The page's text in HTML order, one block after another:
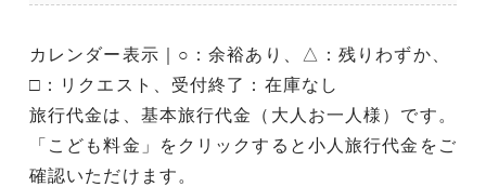
カレンダー表示｜○：余裕あり、△：残りわずか、
□：リクエスト、受付終了：在庫なし
旅行代金は、基本旅行代金（大人お一人様）です。
「こども料金」をクリックすると小人旅行代金をご
確認いただけます。